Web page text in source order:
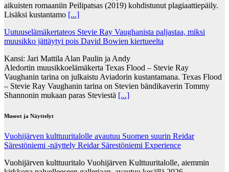
aikuisten romaaniin Peilipatsas (2019) kohdistunut plagiaattiepäily.
Lisäksi kustantamo [...]
Uutuuselämäkertateos Stevie Ray Vaughanista paljastaa, miksi
muusikko jättäytyi pois David Bowien kiertueelta
Kansi: Jari Mattila Alan Paulin ja Andy
Aledortin muusikkoelämäkerta Texas Flood – Stevie Ray
Vaughanin tarina on julkaistu Aviadorin kustantamana. Texas Flood
– Stevie Ray Vaughanin tarina on Stevien bändikaverin Tommy
Shannonin mukaan paras Steviestä [...]
Museot ja Näyttelyt
Vuohijärven kulttuuritalolle avautuu Suomen suurin Reidar
Särestöniemi -näyttely Reidar Särestöniemi Experience
Vuohijärven kulttuuritalo Vuohijärven Kulttuuritalolle, aiemmin